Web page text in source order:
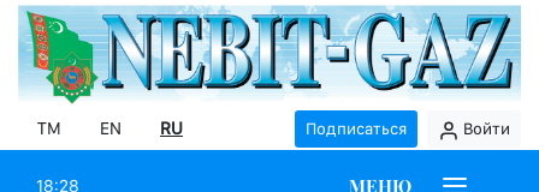
TM EN RU Подписаться Войти
18:28 МЕНЮ